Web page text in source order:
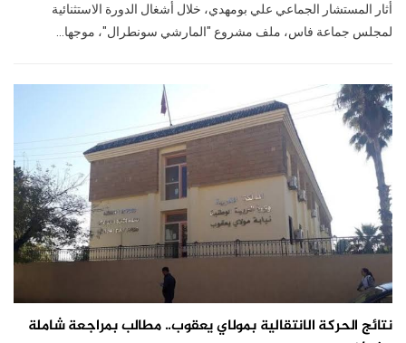
أثار المستشار الجماعي علي بومهدي، خلال أشغال الدورة الاستثنائية
لمجلس جماعة فاس، ملف مشروع "المارشي سونطرال"، موجها…
نتائج الحركة الانتقالية بمولاي يعقوب.. مطالب بمراجعة شاملة